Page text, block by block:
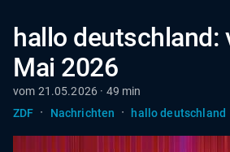
hallo deutschland:
Mai 2026
vom 21.05.2026 · 49 min
ZDF · Nachrichten · hallo deutschland